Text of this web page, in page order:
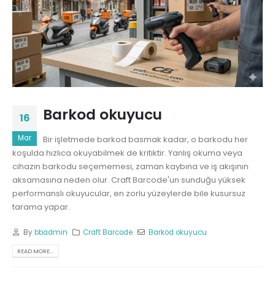
16
Mar
Barkod okuyucu
Bir işletmede barkod basmak kadar, o barkodu her
koşulda hızlıca okuyabilmek de kritiktir. Yanlış okuma veya
cihazın barkodu seçememesi, zaman kaybına ve iş akışının
aksamasına neden olur. Craft Barcode'un sunduğu yüksek
performanslı okuyucular, en zorlu yüzeylerde bile kusursuz
tarama yapar.
Bybbadmin Craft Barcode Barkod okuyucu
READ MORE...